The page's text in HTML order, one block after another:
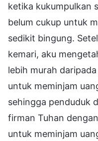
ketika kukumpulkan
belum cukup untuk
sedikit bingung.
kemari, aku
lebih murah
untuk meminjam
sehingga penduduk
firman Tuhan
untuk meminjam